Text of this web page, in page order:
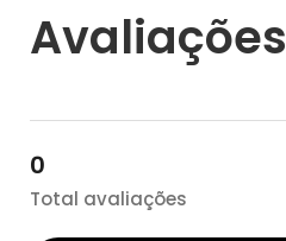
Avaliações
0
Total avaliações